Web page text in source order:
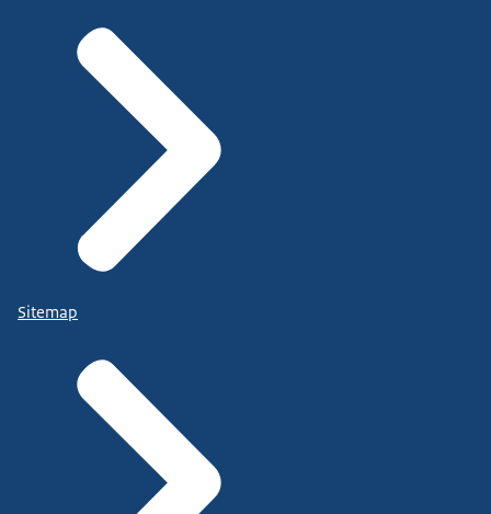
Sitemap